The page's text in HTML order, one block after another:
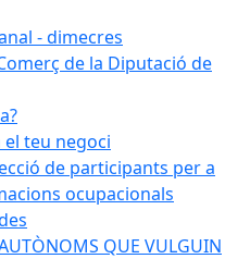
- dimecres
de la Diputació de
teu negoci
de participants per a
ocupacionals
QUE VULGUIN